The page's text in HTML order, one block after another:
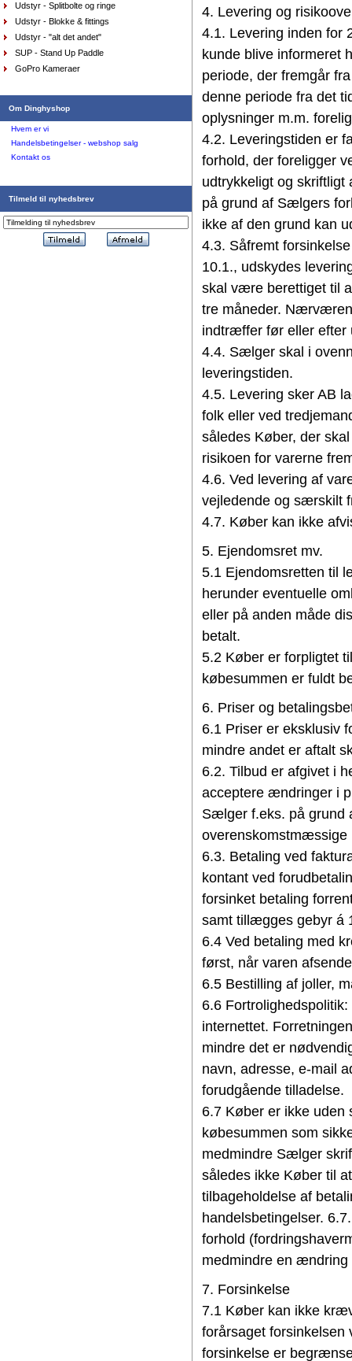
junior large farve pu
Udstyr - Splitbolte og ringe
Udstyr - Blokke & fittings
Udstyr - "alt det andet"
SUP - Stand Up Paddle
GoPro Kameraer
Om Dinghyshop
Hvem er vi
Handelsbetingelser - webshop salg
Kontakt os
Tilmeld til nyhedsbrev
4. Levering og
4.1. Levering inden for
kunde blive informeret
periode, der fremgår
denne periode fra det
oplysninger m.m.
4.2. Leveringstiden er
forhold, der foreligger
udtrykkeligt og skriftligt
på grund af Sælgers
ikke af den grund kan
4.3. Såfremt
10.1., udskydes
skal være berettiget til
tre måneder.
indtræffer før eller efter
4.4. Sælger skal i
leveringstiden.
4.5. Levering sker AB
folk eller ved
således Køber, der
risikoen for varerne
4.6. Ved levering af
vejledende og særskilt
4.7. Køber kan ikke
5. Ejendomsret mv.
5.1 Ejendomsretten til
herunder eventuelle
eller på anden måde
betalt.
5.2 Køber er forpligtet
købesummen er fuldt
6. Priser og
6.1 Priser er eksklusiv
mindre andet er aftalt
6.2. Tilbud er afgivet i
acceptere ændringer i
Sælger f.eks. på grund
overenskomstmæssige
6.3. Betaling ved
kontant ved
forsinket betaling
samt tillægges gebyr á
6.4 Ved betaling med
først, når varen
6.5 Bestilling af joller,
6.6
internettet.
mindre det er
navn, adresse, e-mail
forudgående tilladelse.
6.7 Køber er ikke
købesummen som
medmindre Sælger
således ikke Køber til
tilbageholdelse af
handelsbetingelser.
forhold
medmindre en ændring
7. Forsinkelse
7.1 Køber kan ikke
forårsaget
forsinkelse er